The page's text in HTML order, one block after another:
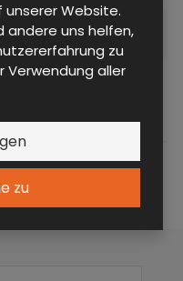
unserer Website.
andere uns helfen,
zu
Verwendung aller
zu
Latten
A LP